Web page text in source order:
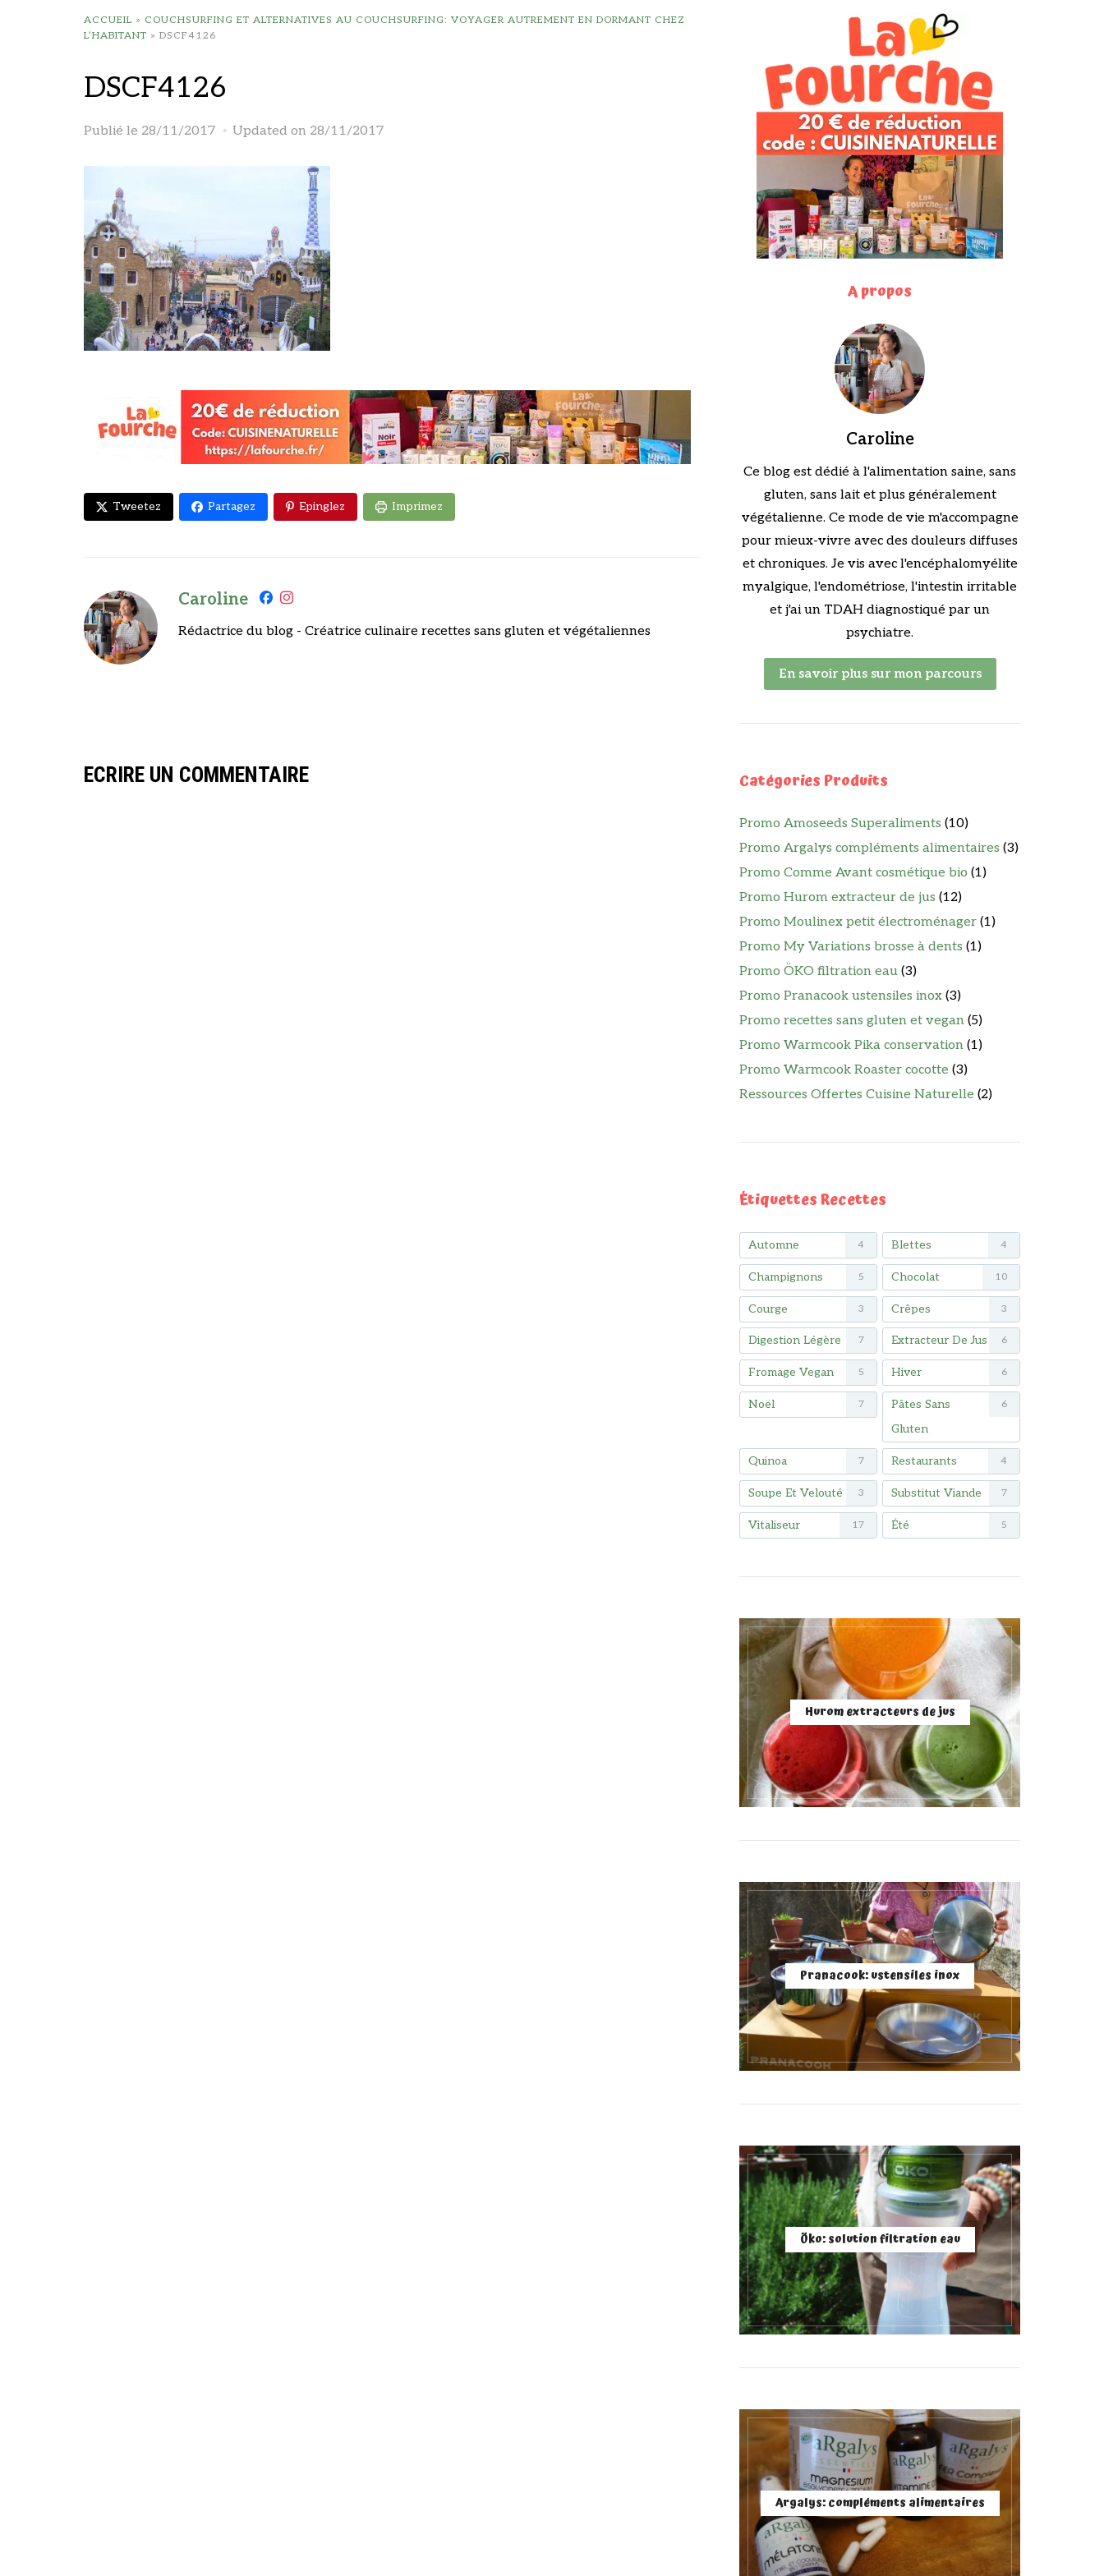
ACCUEIL » COUCHSURFING ET ALTERNATIVES AU COUCHSURFING: VOYAGER AUTREMENT EN DORMANT CHEZ
L’HABITANT » DSCF4126
DSCF4126
Publié le 28/11/2017 Updated on 28/11/2017
Tweetez Partagez Epinglez Imprimez
Caroline
Rédactrice du blog - Créatrice culinaire recettes sans gluten et végétaliennes
ECRIRE UN COMMENTAIRE
A propos
Caroline
Ce blog est dédié à l'alimentation saine, sans
gluten, sans lait et plus généralement
végétalienne. Ce mode de vie m'accompagne
pour mieux-vivre avec des douleurs diffuses
et chroniques. Je vis avec l'encéphalomyélite
myalgique, l'endométriose, l'intestin irritable
et j'ai un TDAH diagnostiqué par un
psychiatre.
En savoir plus sur mon parcours
Catégories Produits
Promo Amoseeds Superaliments (10)
Promo Argalys compléments alimentaires (3)
Promo Comme Avant cosmétique bio (1)
Promo Hurom extracteur de jus (12)
Promo Moulinex petit électroménager (1)
Promo My Variations brosse à dents (1)
Promo ÖKO filtration eau (3)
Promo Pranacook ustensiles inox (3)
Promo recettes sans gluten et vegan (5)
Promo Warmcook Pika conservation (1)
Promo Warmcook Roaster cocotte (3)
Ressources Offertes Cuisine Naturelle (2)
Étiquettes Recettes
Automne 4 Blettes 4
Champignons 5 Chocolat 10
Courge 3 Crêpes 3
Digestion Légère 7 Extracteur De Jus 6
Fromage Vegan 5 Hiver 6
Noël 7
Pâtes Sans
Gluten
6
Quinoa 7 Restaurants 4
Soupe Et Velouté 3 Substitut Viande 7
Vitaliseur 17 Été 5
Hurom extracteurs de jus
Pranacook: ustensiles inox
Öko: solution filtration eau
Argalys: compléments alimentaires